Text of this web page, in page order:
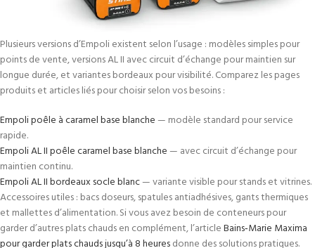
Plusieurs versions d’Empoli existent selon l’usage : modèles simples pour
points de vente, versions AL II avec circuit d’échange pour maintien sur
longue durée, et variantes bordeaux pour visibilité. Comparez les pages
produits et articles liés pour choisir selon vos besoins :
Empoli poêle à caramel base blanche— modèle standard pour service
rapide.
Empoli AL II poêle caramel base blanche— avec circuit d’échange pour
maintien continu.
Empoli AL II bordeaux socle blanc— variante visible pour stands et vitrines.
Accessoires utiles : bacs doseurs, spatules antiadhésives, gants thermiques
et mallettes d’alimentation. Si vous avez besoin de conteneurs pour
garder d’autres plats chauds en complément, l’articleBains‑Marie Maxima
pour garder plats chauds jusqu’à 8 heuresdonne des solutions pratiques.